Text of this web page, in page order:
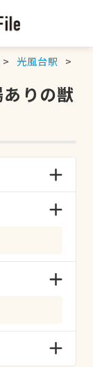
光風台駅
りの獣